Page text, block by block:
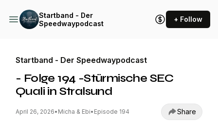
Startband - Der
Speedwaypodcast
+ Follow
Startband - Der Speedwaypodcast
- Folge 194 -Stürmische SEC
Quali in Stralsund
April 26, 2026• Micha & Ebi• Episode 194 Share